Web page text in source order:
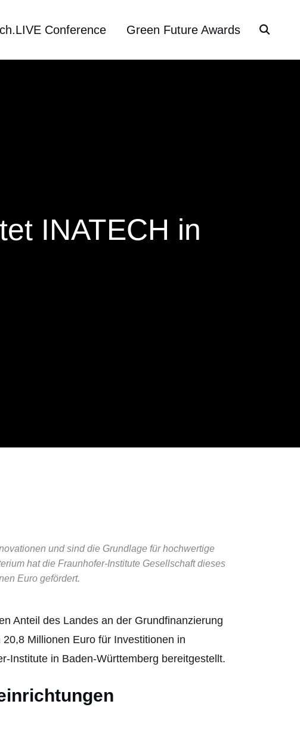
Conference Green Future Awards
INATECH in
und sind die Grundlage für hochwertige
hat die Fraunhofer-Institute Gesellschaft dieses
Euro gefördert.
Anteil des Landes an der Grundfinanzierung
Millionen Euro für Investitionen in
Institute in Baden-Württemberg bereitgestellt.